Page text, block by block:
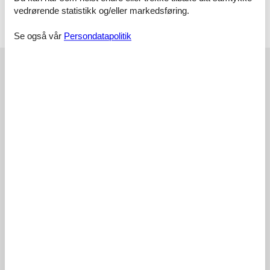
Terrasse
vedrørende statistikk og/eller markedsføring.
Se også vår Persondatapolitik